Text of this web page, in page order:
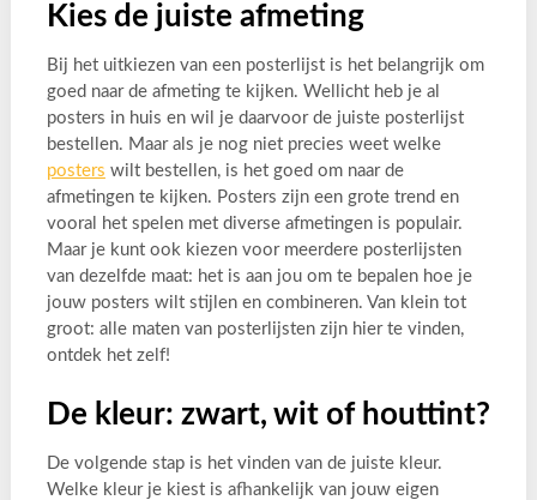
Kies de juiste afmeting
Bij het uitkiezen van een posterlijst is het belangrijk om
goed naar de afmeting te kijken. Wellicht heb je al
posters in huis en wil je daarvoor de juiste posterlijst
bestellen. Maar als je nog niet precies weet welke
posters wilt bestellen, is het goed om naar de
afmetingen te kijken. Posters zijn een grote trend en
vooral het spelen met diverse afmetingen is populair.
Maar je kunt ook kiezen voor meerdere posterlijsten
van dezelfde maat: het is aan jou om te bepalen hoe je
jouw posters wilt stijlen en combineren. Van klein tot
groot: alle maten van posterlijsten zijn hier te vinden,
ontdek het zelf!
De kleur: zwart, wit of houttint?
De volgende stap is het vinden van de juiste kleur.
Welke kleur je kiest is afhankelijk van jouw eigen